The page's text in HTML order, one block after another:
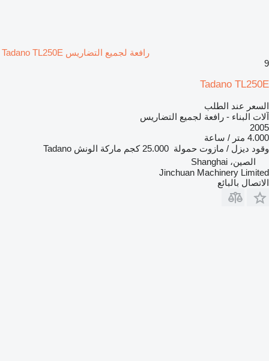
رافعة لجميع التضاريس Tadano TL250E
9
Tadano TL250E
السعر عند الطلب
آلات البناء - رافعة لجميع التضاريس
2005
4.000 متر / ساعة
وقود ديزل / مازوت حمولة 25.000 كجم ماركة الونش Tadano
الصين، Shanghai
Jinchuan Machinery Limited
الاتصال بالبائع